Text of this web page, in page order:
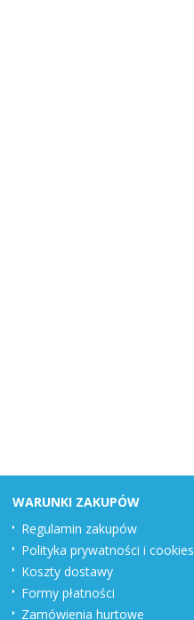
WARUNKI ZAKUPÓW
Regulamin zakupów
Polityka prywatności i cookies
Koszty dostawy
Formy płatności
Zamówienia hurtowe